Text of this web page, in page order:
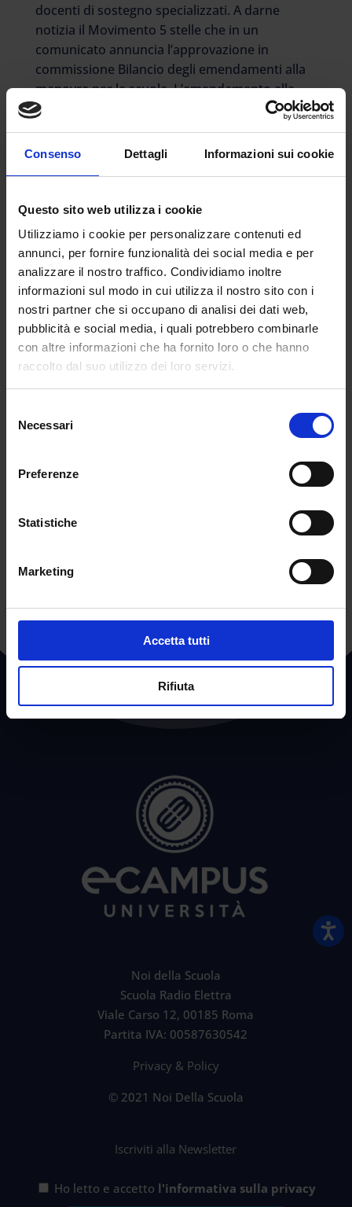
Consenso Dettagli Informazioni sui cookie
Questo sito web utilizza i cookie
Utilizziamo i cookie per personalizzare contenuti ed
annunci, per fornire funzionalità dei social media e per
analizzare il nostro traffico. Condividiamo inoltre
informazioni sul modo in cui utilizza il nostro sito con i
nostri partner che si occupano di analisi dei dati web,
pubblicità e social media, i quali potrebbero combinarle
con altre informazioni che ha fornito loro o che hanno
raccolto dal suo utilizzo dei loro servizi.
delNecessari
Preferenze
Statistiche
Marketing
Accetta tutti
Rifiuta
docenti di sostegno specializzati. A darne
notizia il Movimento 5 stelle che in un
comunicato annuncia l’approvazione in
commissione Bilancio degli emendamenti alla
manovra per la scuola. L’emendamento alla
legge di bilancio del M5S riformulato dal
governo stavolta è riuscito a passare e prevede
l’avvio di una procedura straordinaria per gli
bandire, – si legge sul testo dell’emendamento
approvato -, in deroga alle ordinarie procedure
autorizzatorie di cui all’articolo 39, commi 3 e
3-bis, della legge 27 dicembre 1997, n. 449, che
rimangono ferme per le successive immissioni
in ruolo, procedure selettive, su base
regionale, finalizzate all’accesso in ruolo su
posto di sostegno dei soggetti in possesso del
relativo titolo di specializzazione conseguito ai
piena validità del titolo nei paesi ove è stato
conseguito e al riconoscimento in Italia ai sensi
Noi della Scuola
Scuola Radio Elettra
Viale Carso 12, 00185 Roma
Partita IVA: 00587630542
Privacy & Policy
© 2021 Noi Della Scuola
Iscriviti alla Newsletter
Ho letto e accetto l'informativa sulla privacy